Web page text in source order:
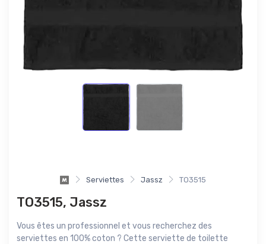
Serviettes Jassz TO3515
TO3515, Jassz
Vous êtes un professionnel et vous recherchez des
serviettes en 100% coton ? Cette serviette de toilette